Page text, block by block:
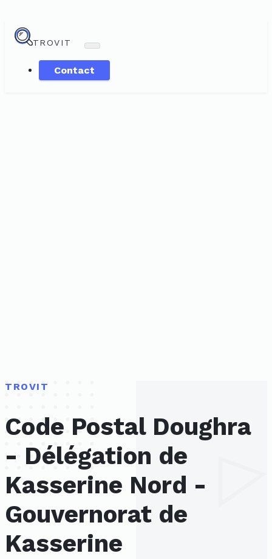
TROVIT
Contact
TROVIT
Code Postal Doughra
- Délégation de
Kasserine Nord -
Gouvernorat de
Kasserine